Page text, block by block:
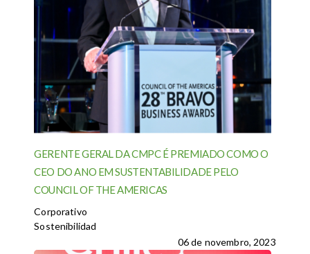
GERENTE GERAL DA CMPC É PREMIADO COMO O
CEO DO ANO EM SUSTENTABILIDADE PELO
COUNCIL OF THE AMERICAS
Corporativo
Sostenibilidad
06 de novembro, 2023